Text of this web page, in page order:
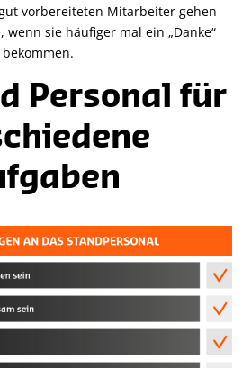
vorbereiteten Mitarbeiter gehen
sie häufiger mal ein „Danke“
Personal für